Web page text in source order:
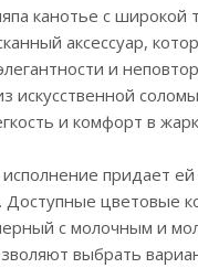
канотье с широкой
аксессуар,
и
искусственной
и комфорт в
придает
Доступные цветовые
с молочным и
выбрать